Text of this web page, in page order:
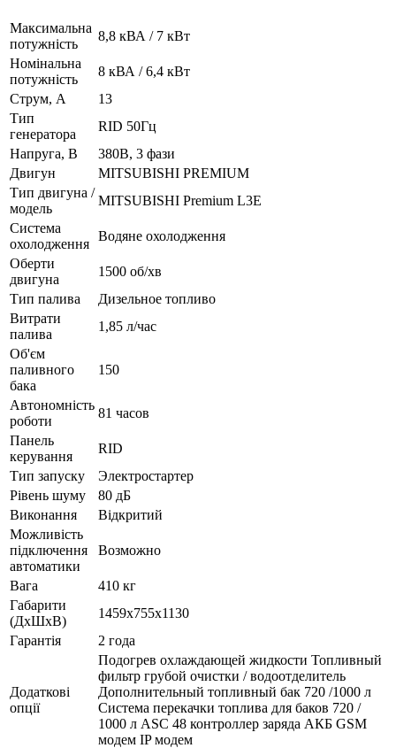
Максимальна
потужність
8,8 кВА / 7 кВт
Номінальна
потужність
8 кВА / 6,4 кВт
Струм, А
13
Тип
генератора
RID 50Гц
Напруга, В
380В, 3 фази
Двигун
MITSUBISHI PREMIUM
Тип двигуна /
модель
MITSUBISHI Premium L3E
Система
охолодження
Водяне охолодження
Оберти
двигуна
1500 об/хв
Тип палива
Дизельное топливо
Витрати
палива
1,85 л/час
Об'єм
паливного
бака
150
Автономність
роботи
81 часов
Панель
керування
RID
Тип запуску
Электростартер
Рівень шуму
80 дБ
Виконання
Відкритий
Можливість
підключення
автоматики
Возможно
Вага
410 кг
Габарити
(ДхШхВ)
1459x755x1130
Гарантія
2 года
Додаткові
опції
Подогрев охлаждающей жидкости Топливный
фильтр грубой очистки / водоотделитель
Дополнительный топливный бак 720 /1000 л
Система перекачки топлива для баков 720 /
1000 л ASC 48 контроллер заряда АКБ GSM
модем IP модем